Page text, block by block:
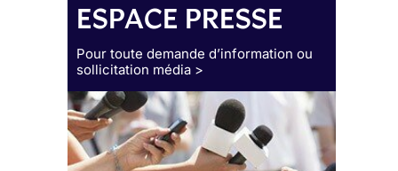
ESPACE PRESSE
Pour toute demande d’information ou
sollicitation média >